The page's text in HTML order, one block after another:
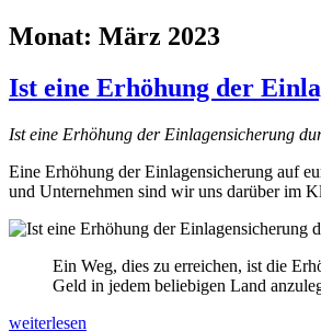
Monat: März 2023
Ist eine Erhöhung der
Ist eine Erhöhung der Einlagensicherung
Eine Erhöhung der Einlagensicherung auf
und Unternehmen sind wir uns darüber im
Ein Weg, dies zu erreichen, ist die
Geld in jedem beliebigen Land
Ist
weiterlesen